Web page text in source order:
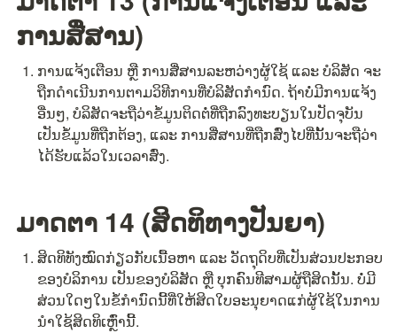
ການສື່ສານ)
ການແຈ້ງເຕືອນ ຫຼື ການສື່ສານລະຫວ່າງຜູ້ໃຊ້ ແລະ ບໍລິສັດ ຈະ
ຖືກດຳເນີນການຕາມວິທີການທີ່ບໍລິສັດກຳນົດ. ຖ້າບໍ່ມີການແຈ້ງ
ອື່ນໆ, ບໍລິສັດຈະຖືວ່າຂໍ້ມູນຕິດຕໍ່ທີ່ຖືກລົງທະບຽນໃນປັດຈຸບັນ
ເປັນຂໍ້ມູນທີ່ຖືກຕ້ອງ, ແລະ ການສື່ສານທີ່ຖືກສົ່ງໄປທີ່ນັ້ນຈະຖືວ່າ
ໄດ້ຮັບແລ້ວໃນເວລາສົ່ງ.
ມາດຕາ 14 (ສິດທິທາງປັນຍາ)
ສິດທິທັງໝົດກ່ຽວກັບເນື້ອຫາ ແລະ ວັດຖຸດິບທີ່ເປັນສ່ວນປະກອບ
ຂອງບໍລິການ ເປັນຂອງບໍລິສັດ ຫຼື ບຸກຄົນທີສາມຜູ້ຖືສິດນັ້ນ. ບໍ່ມີ
ສ່ວນໃດໆໃນຂໍ້ກຳນົດນີ້ທີ່ໃຫ້ສິດໃບອະນຸຍາດແກ່ຜູ້ໃຊ້ໃນການ
ນຳໃຊ້ສິດທິເຫຼົ່ານີ້.